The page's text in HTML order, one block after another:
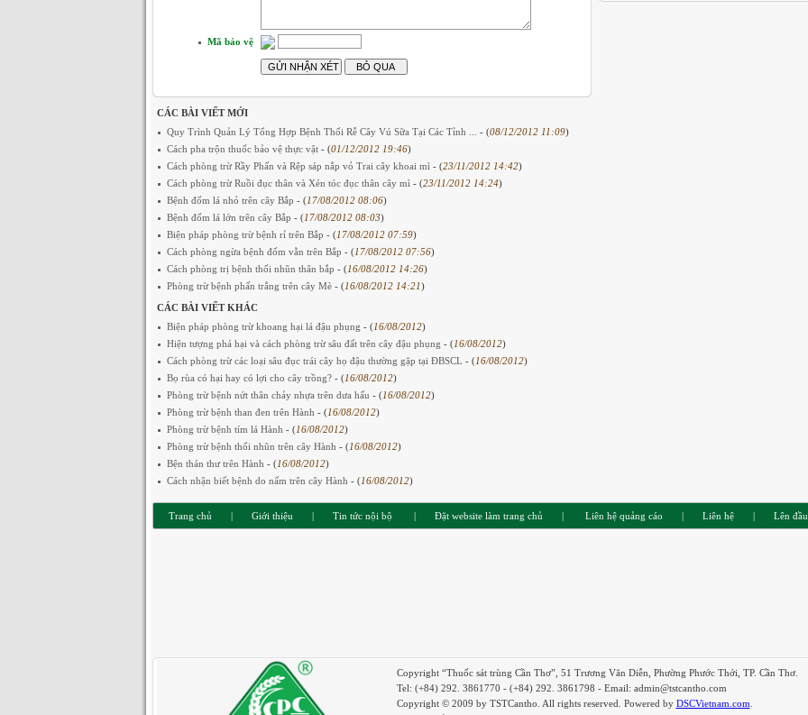
Mã bảo vệ
CÁC BÀI VIẾT MỚI
Quy Trình Quản Lý Tổng Hợp Bệnh Thối Rễ Cây Vú Sữa Tại Các Tỉnh ... - (08/12/2012 11:09)
Cách pha trộn thuốc bảo vệ thực vật - (01/12/2012 19:46)
Cách phòng trừ Rầy Phấn và Rệp sáp nắp vỏ Trai cây khoai mì - (23/11/2012 14:42)
Cách phòng trừ Ruồi đục thân và Xén tóc đục thân cây mì - (23/11/2012 14:24)
Bệnh đốm lá nhỏ trên cây Bắp - (17/08/2012 08:06)
Bệnh đốm lá lớn trên cây Bắp - (17/08/2012 08:03)
Biện pháp phòng trừ bệnh rỉ trên Bắp - (17/08/2012 07:59)
Cách phòng ngừa bệnh đốm vằn trên Bắp - (17/08/2012 07:56)
Cách phòng trị bệnh thối nhũn thân bắp - (16/08/2012 14:26)
Phòng trừ bệnh phấn trắng trên cây Mè - (16/08/2012 14:21)
CÁC BÀI VIẾT KHÁC
Biện pháp phòng trừ khoang hại lá đậu phụng - (16/08/2012)
Hiện tượng phá hại và cách phòng trừ sâu đất trên cây đậu phụng - (16/08/2012)
Cách phòng trừ các loại sâu đục trái cây họ đậu thường gặp tại ĐBSCL - (16/08/2012)
Bọ rùa có hại hay có lợi cho cây trồng? - (16/08/2012)
Phòng trừ bệnh nứt thân chảy nhựa trên dưa hấu - (16/08/2012)
Phòng trừ bệnh than đen trên Hành - (16/08/2012)
Phòng trừ bệnh tím lá Hành - (16/08/2012)
Phòng trừ bệnh thối nhũn trên cây Hành - (16/08/2012)
Bện thán thư trên Hành - (16/08/2012)
Cách nhận biết bệnh do nấm trên cây Hành - (16/08/2012)
Trang chủ | Giới thiệu | Tin tức nội bộ | Đặt website làm trang chủ | Liên hệ quảng cáo | Liên hệ | Lên
Copyright “Thuốc sát trùng Cần Thơ”, 51 Trương Văn Diễn, Phường Phước Thới, TP. Cần Thơ.
Tel: (+84) 292. 3861770 - (+84) 292. 3861798 - Email: admin@tstcantho.com
Copyright © 2009 by TSTCantho. All rights reserved. Powered by DSCVietnam.com